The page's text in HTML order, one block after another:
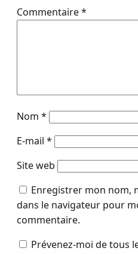
Commentaire*
Nom *
E-mail *
Site web
Enregistrer mon nom,
dans le navigateur pour
commentaire.
Prévenez-moi de tous